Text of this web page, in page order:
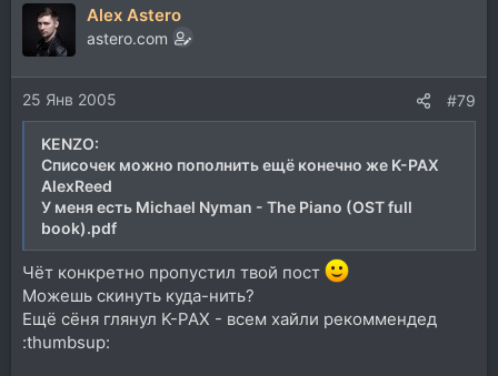
Alex Astero
astero.com
25 Янв 2005 #79
KENZO:
Списочек можно пополнить ещё конечно же K-PAX
AlexReed
У меня есть Michael Nyman - The Piano (OST full
book).pdf
Чёт конкретно пропустил твой пост
Можешь скинуть куда-нить?
Ещё сёня глянул K-PAX - всем хайли рекоммендед
:thumbsup: